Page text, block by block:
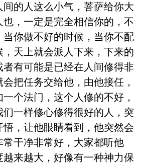
的人这么小气，菩萨给你大
，一定是完全相信你的，不
你做不好的时候，当你不配
天上就会派人下来，下来的
者有可能是已经在人间修得非
把任务交给他，由他接任，
个法门，这个人修的不好，
一样修心修得很好的人，突
，让他眼睛看到，他突然会
干净非常好，大家都听他
来越大，好像有一种神力保